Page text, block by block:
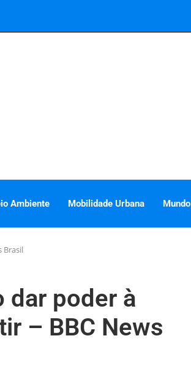
Ambiente Mobilidade Urbana Mundo
Brasil
poder à
– BBC News